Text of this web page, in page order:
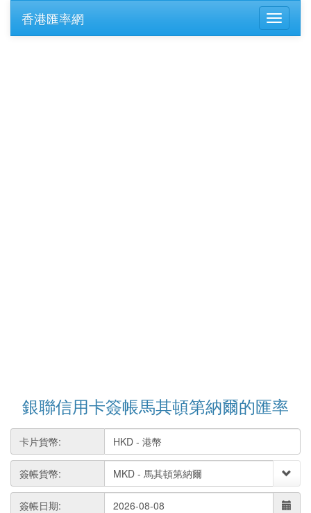
香港匯率網
銀聯信用卡簽帳馬其頓第納爾的匯率
卡片貨幣:
簽帳貨幣:
簽帳日期: